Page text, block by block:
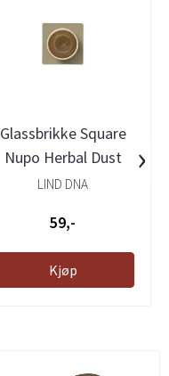
Glassbrikke Square
Nupo Herbal Dust
LIND DNA
59,-
Kjøp
›